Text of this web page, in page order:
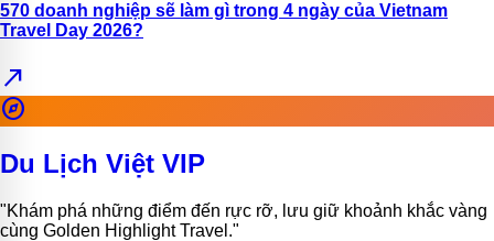
570 doanh nghiệp sẽ làm gì trong 4 ngày của Vietnam
Travel Day 2026?
north_east
explore
Du Lịch Việt VIP
"Khám phá những điểm đến rực rỡ, lưu giữ khoảnh khắc vàng
cùng Golden Highlight Travel."